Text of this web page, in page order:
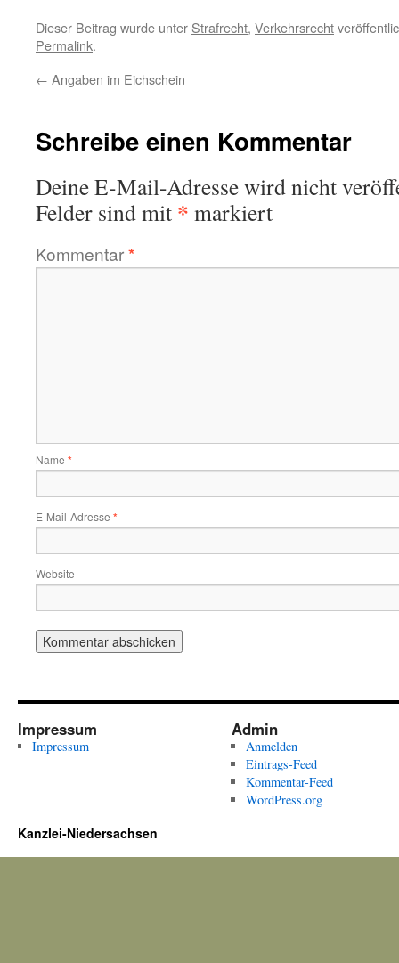
Dieser Beitrag wurde unter Strafrecht, Verkehrsrecht
Permalink.
← Angaben im Eichschein
Schreibe einen Kommentar
Deine E-Mail-Adresse wird nicht
Felder sind mit * markiert
Kommentar*
Name *
E-Mail-Adresse *
Website
Impressum
Impressum
Admin
Anmelden
Eintrags-Feed
Kommentar-Feed
WordPress.org
Kanzlei-Niedersachsen